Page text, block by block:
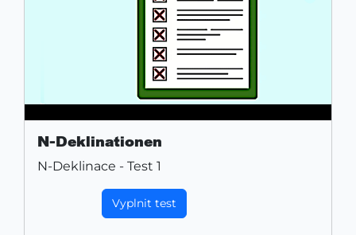
N-Deklinationen
N-Deklinace - Test 1
Vyplnit test